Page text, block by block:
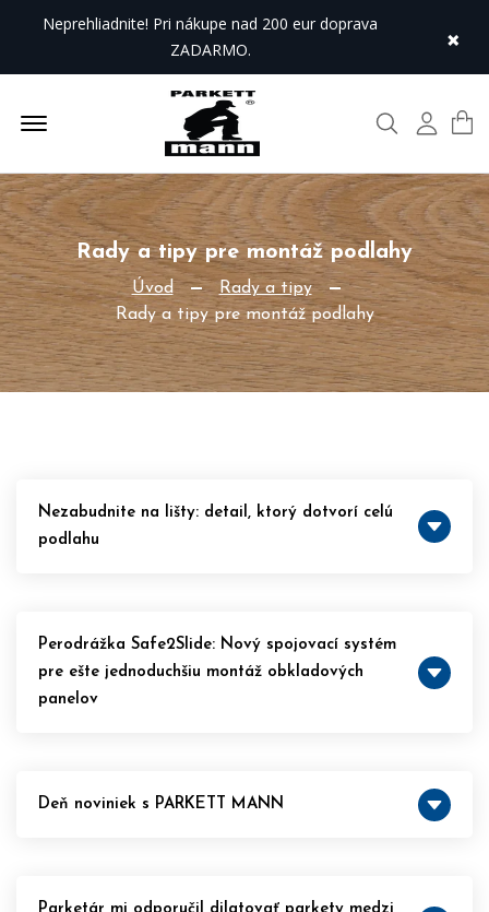
Neprehliadnite! Pri nákupe nad 200 eur doprava
ZADARMO.
×
Offcanvas Menu Open Hľadať Môj
Rady a tipy pre montáž podlahy
Úvod
Rady a tipy
Rady a tipy pre montáž podlahy
Nezabudnite na lišty: detail, ktorý dotvorí celú
podlahu
Perodrážka Safe2Slide: Nový spojovací systém
pre ešte jednoduchšiu montáž obkladových
panelov
Deň noviniek s PARKETT MANN